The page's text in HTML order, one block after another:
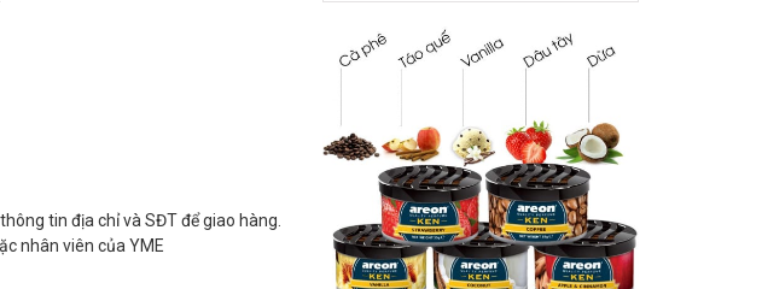
tin địa chỉ và SĐT để giao hàng.
nhân viên của YME